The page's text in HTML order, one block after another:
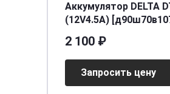
Аккумулятор DELTA
(12V4.5A)
2 100 ₽
Запросить цену